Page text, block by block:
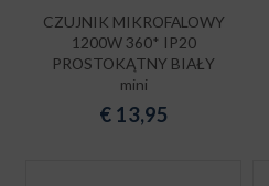
CZUJNIK MIKROFALOWY
1200W 360* IP20
PROSTOKĄTNY BIAŁY
mini
€ 13,95